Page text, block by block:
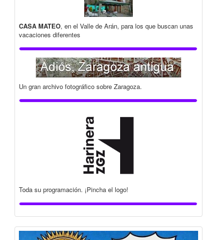
CASA MATEO, en el Valle de Arán, para los que buscan unas
vacaciones diferentes
Un gran archivo fotográfico sobre Zaragoza.
Toda su programación. ¡Pincha el logo!